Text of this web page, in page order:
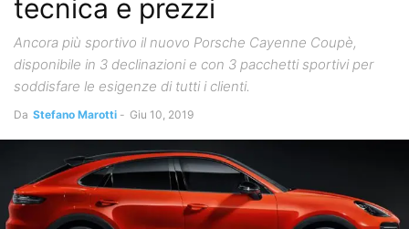
tecnica e prezzi
Ancora più sportivo il nuovo Porsche Cayenne Coupè,
disponibile in 3 declinazioni e con 3 pacchetti sportivi per
soddisfare le esigenze di tutti i clienti.
Da Stefano Marotti - Giu 10, 2019